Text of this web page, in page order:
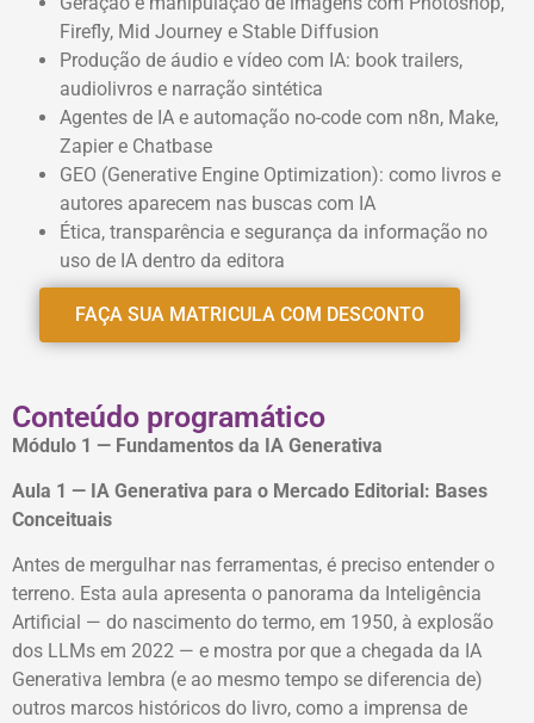
Firefly, Mid Journey e Stable Diffusion
Produção de áudio e vídeo com IA: book trailers,
audiolivros e narração sintética
Agentes de IA e automação no-code com n8n, Make,
Zapier e Chatbase
GEO (Generative Engine Optimization): como livros e
autores aparecem nas buscas com IA
Ética, transparência e segurança da informação no
uso de IA dentro da editora
FAÇA SUA MATRICULA COM DESCONTO
Conteúdo programático
Módulo 1 — Fundamentos da IA Generativa
Aula 1 — IA Generativa para o Mercado Editorial: Bases
Conceituais
Antes de mergulhar nas ferramentas, é preciso entender o
terreno. Esta aula apresenta o panorama da Inteligência
Artificial — do nascimento do termo, em 1950, à explosão
dos LLMs em 2022 — e mostra por que a chegada da IA
Generativa lembra (e ao mesmo tempo se diferencia de)
outros marcos históricos do livro, como a imprensa de